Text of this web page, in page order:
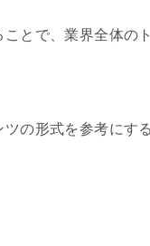
とで、業界全体の
の形式を参考にす